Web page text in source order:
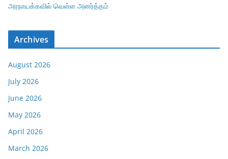
அரநாயக்கவில் வெள்ள அனர்த்தம்
Archives
August 2026
July 2026
June 2026
May 2026
April 2026
March 2026